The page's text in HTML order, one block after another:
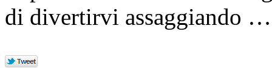
di divertirvi assaggiando